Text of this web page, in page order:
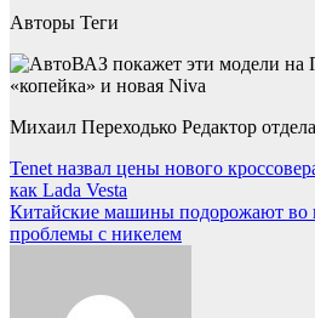
Авторы Теги
Михаил Переходько Редактор
Навигация
по
записям
Tenet назвал цены нового
как Lada Vesta
Китайские машины подорожают
проблемы с никелем